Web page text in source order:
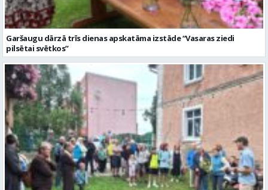
Valmieras dzimšanas diena sākas ar Krāču kakta svētkiem